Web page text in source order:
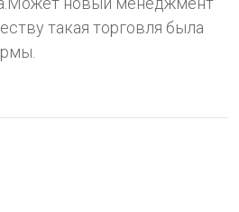
такая торговля была